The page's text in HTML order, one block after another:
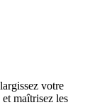
votre
maîtrisez les